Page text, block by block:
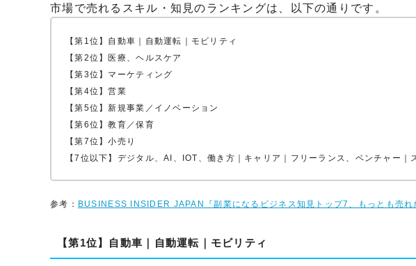
市場で売れるスキル・知見のランキングは、以下の通りです。
【第1位】自動車｜自動運転｜モビリティ
【第2位】医療、ヘルスケア
【第3位】マーケティング
【第4位】営業
【第5位】新規事業／イノベーション
【第6位】教育／保育
【第7位】小売り
【7位以下】デジタル、AI、IOT、働き方｜キャリア｜フリーランス、ベンチャー｜
参考： BUSINESS INSIDER JAPAN『副業になるビジネス知見トップ7、もっとも売れ
【第1位】自動車｜自動運転｜モビリティ